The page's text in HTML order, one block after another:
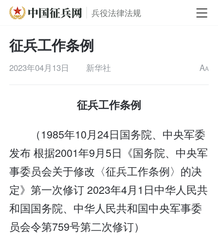
兵役法律法规
征兵工作条例
2023年04月13日 新华社 AA
征兵工作条例
（1985年10月24日国务院、中央军委
发布 根据2001年9月5日《国务院、中央军
事委员会关于修改〈征兵工作条例〉的决
定》第一次修订 2023年4月1日中华人民共
和国国务院、中华人民共和国中央军事委
员会令第759号第二次修订）